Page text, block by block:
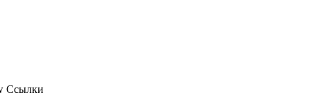
Ссылки